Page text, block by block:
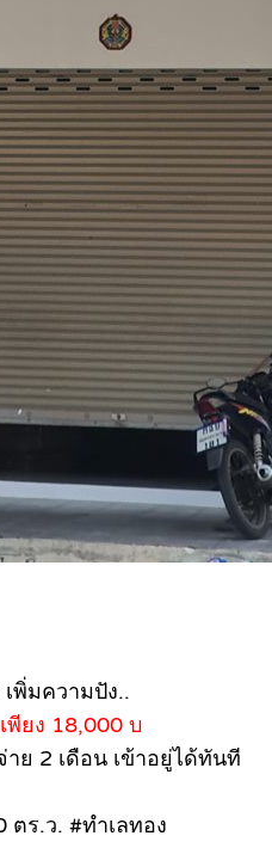
พิ่มความปัง..
พียง 18,000 บ
ย 2 เดือน เข้าอยู่ได้ทันที
ร.ว. #ทำเลทอง